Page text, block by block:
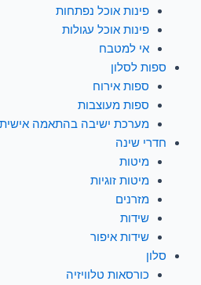
פינות אוכל נפתחות
פינות אוכל עגולות
אי למטבח
ספות לסלון
ספות אירוח
ספות מעוצבות
מערכת ישיבה בהתאמה אישית
חדרי שינה
מיטות
מיטות זוגיות
מזרנים
שידות
שידות איפור
סלון
כורסאות טלוויזיה